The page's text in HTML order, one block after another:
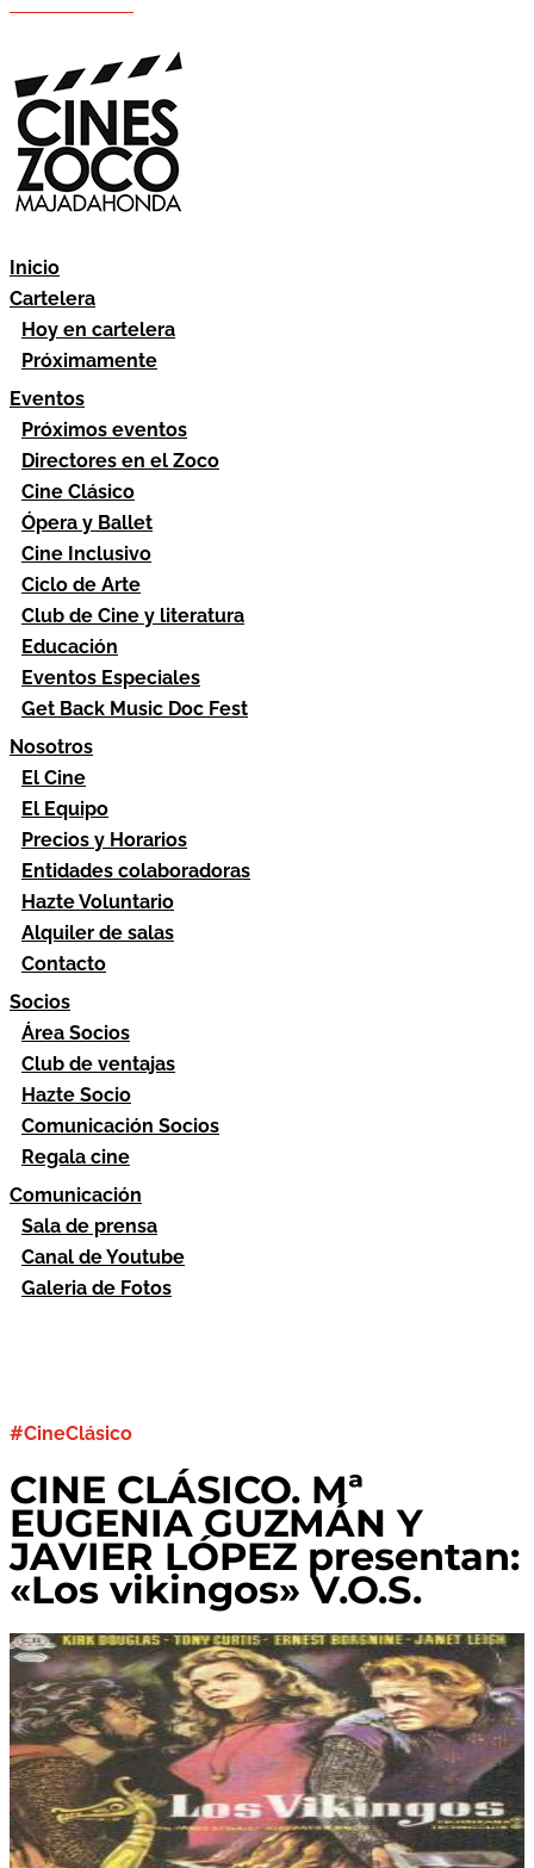
Inicio
Cartelera
Hoy en cartelera
Próximamente
Eventos
Próximos eventos
Directores en el Zoco
Cine Clásico
Ópera y Ballet
Cine Inclusivo
Ciclo de Arte
Club de Cine y literatura
Educación
Eventos Especiales
Get Back Music Doc Fest
Nosotros
El Cine
El Equipo
Precios y Horarios
Entidades colaboradoras
Hazte Voluntario
Alquiler de salas
Contacto
Socios
Área Socios
Club de ventajas
Hazte Socio
Comunicación Socios
Regala cine
Comunicación
Sala de prensa
Canal de Youtube
Galeria de Fotos
#CineClásico
CINE CLÁSICO. Mª
EUGENIA GUZMÁN Y
JAVIER LÓPEZ presentan:
«Los vikingos» V.O.S.